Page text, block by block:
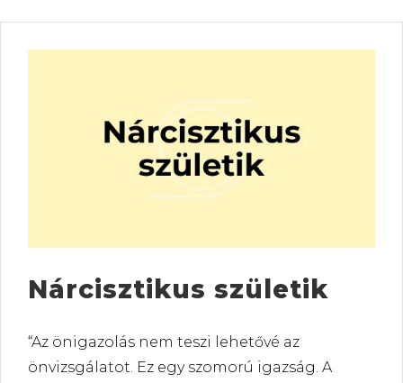
Nárcisztikus születik
“Az önigazolás nem teszi lehetővé az
önvizsgálatot. Ez egy szomorú igazság. A